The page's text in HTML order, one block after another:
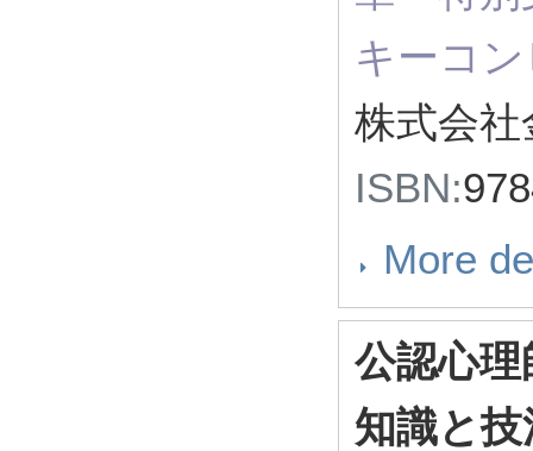
キーコ
株式会
ISBN:
More
公認心
知識と技